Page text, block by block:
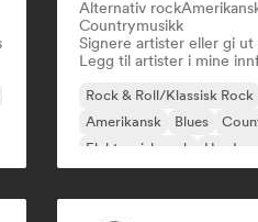
Alternativ rock
Countrymusikk
Signere artister eller gi ut
Legg til artister i mine
Rock & Roll/Klassisk Rock
Amerikansk
Blues
Elektronisk rock
Hardcore